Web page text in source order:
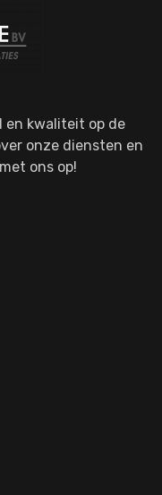
en kwaliteit op de
onze diensten en
ons op!